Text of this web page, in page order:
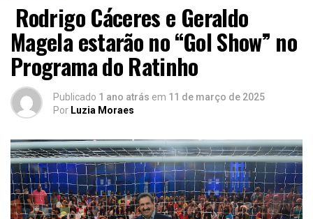
Rodrigo Cáceres e Geraldo
Magela estarão no “Gol Show” no
Programa do Ratinho
Publicado 1 ano atrás em 11 de março de 2025
Por Luzia Moraes